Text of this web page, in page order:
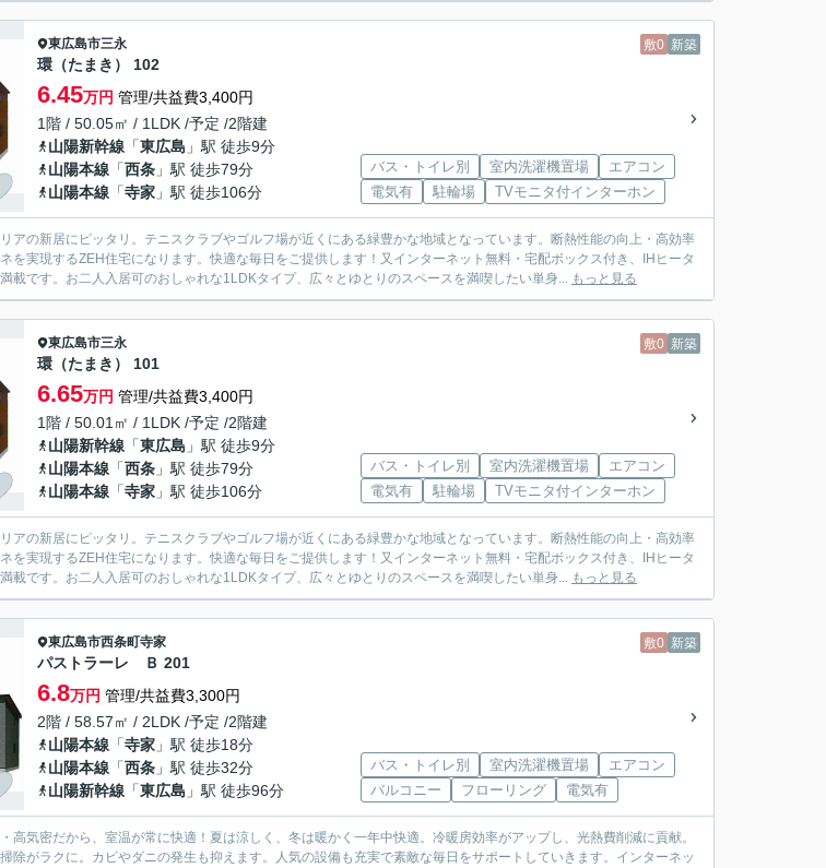
敷0 新築
東広島市三永
環（たまき） 102
6.45万円 管理/共益費3,400円
1階 / 50.05㎡ / 1LDK /予定 /2階建
山陽新幹線 「東広島 」駅 徒歩9分
山陽本線 「西条 」駅 徒歩79分
山陽本線 「寺家 」駅 徒歩106分
バス・トイレ別 室内洗濯機置場
エアコン
電気有
駐輪場 TVモニタ付インターホン
アの新居にピッタリ。テニスクラブやゴルフ場が近くにある緑豊かな地域となっています。断熱性能の向上・高効率
を実現するZEH住宅になります。快適な毎日をご提供します！又インターネット無料・宅配ボックス付き、IHヒータ
載です。お二人入居可のおしゃれな1LDKタイプ、広々とゆとりのスペースを満喫したい単身... もっと見る
敷0 新築
東広島市三永
環（たまき） 101
6.65万円 管理/共益費3,400円
1階 / 50.01㎡ / 1LDK /予定 /2階建
山陽新幹線 「東広島 」駅 徒歩9分
山陽本線 「西条 」駅 徒歩79分
山陽本線 「寺家 」駅 徒歩106分
バス・トイレ別 室内洗濯機置場
エアコン
電気有
駐輪場 TVモニタ付インターホン
アの新居にピッタリ。テニスクラブやゴルフ場が近くにある緑豊かな地域となっています。断熱性能の向上・高効率
を実現するZEH住宅になります。快適な毎日をご提供します！又インターネット無料・宅配ボックス付き、IHヒータ
載です。お二人入居可のおしゃれな1LDKタイプ、広々とゆとりのスペースを満喫したい単身... もっと見る
敷0 新築
東広島市西条町寺家
パストラーレ Ｂ 201
6.8万円 管理/共益費3,300円
2階 / 58.57㎡ / 2LDK /予定 /2階建
山陽本線 「寺家 」駅 徒歩18分
山陽本線 「西条 」駅 徒歩32分
山陽新幹線 「東広島 」駅 徒歩96分
バス・トイレ別 室内洗濯機置場
エアコン
バルコニー
フローリング 電気有
高気密だから、室温が常に快適！夏は涼しく、冬は暖かく一年中快適。冷暖房効率がアップし、光熱費削減に貢献。
除がラクに。カビやダニの発生も抑えます。人気の設備も充実で素敵な毎日をサポートしていきます。インターネッ